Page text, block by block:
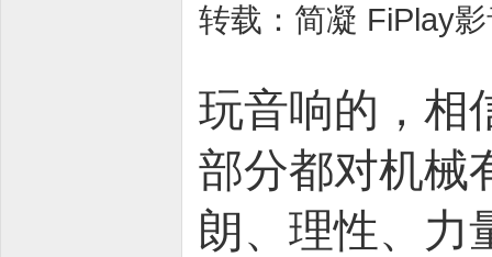
转载：简凝 FiPlay
玩音响的，相
部分都对机械
朗、理性、